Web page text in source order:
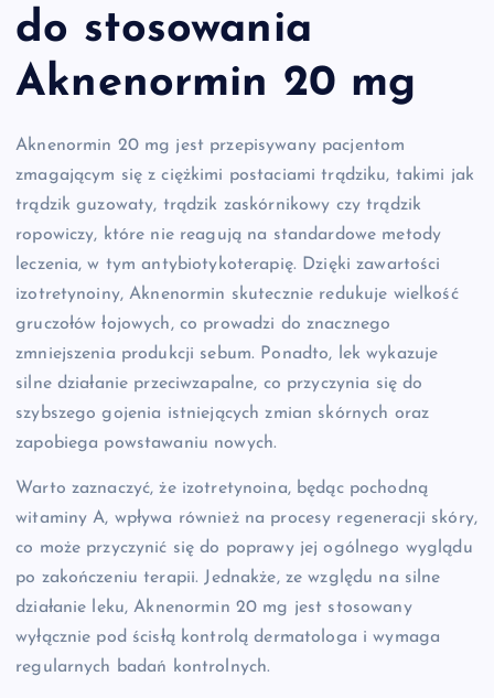
do stosowania
Aknenormin 20 mg
Aknenormin 20 mg jest przepisywany pacjentom
zmagającym się z ciężkimi postaciami trądziku, takimi jak
trądzik guzowaty, trądzik zaskórnikowy czy trądzik
ropowiczy, które nie reagują na standardowe metody
leczenia, w tym antybiotykoterapię. Dzięki zawartości
izotretynoiny, Aknenormin skutecznie redukuje wielkość
gruczołów łojowych, co prowadzi do znacznego
zmniejszenia produkcji sebum. Ponadto, lek wykazuje
silne działanie przeciwzapalne, co przyczynia się do
szybszego gojenia istniejących zmian skórnych oraz
zapobiega powstawaniu nowych.
Warto zaznaczyć, że izotretynoina, będąc pochodną
witaminy A, wpływa również na procesy regeneracji skóry,
co może przyczynić się do poprawy jej ogólnego wyglądu
po zakończeniu terapii. Jednakże, ze względu na silne
działanie leku, Aknenormin 20 mg jest stosowany
wyłącznie pod ścisłą kontrolą dermatologa i wymaga
regularnych badań kontrolnych.